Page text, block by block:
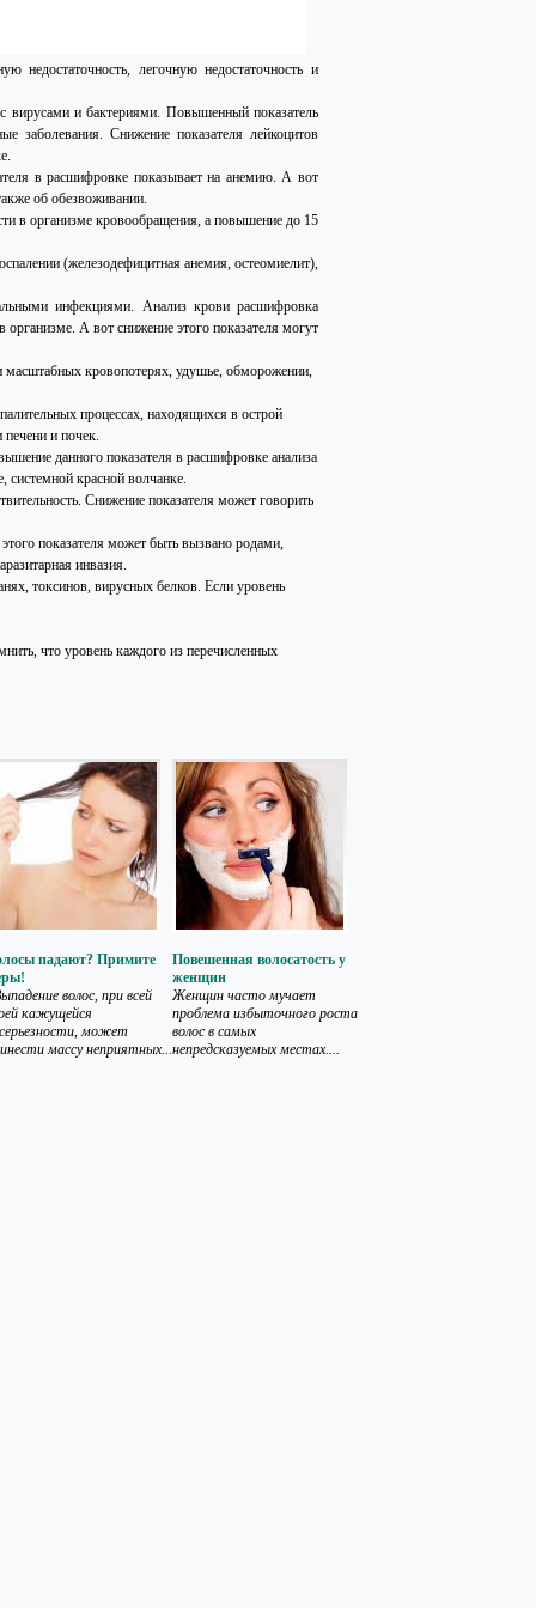
недостаточность, легочную недостаточность и
и бактериями. Повышенный показатель
заболевания. Снижение показателя лейкоцитов
в расшифровке показывает на анемию. А вот
об обезвоживании.
в организме кровообращения, а повышение до 15
(железодефицитная анемия, остеомиелит),
инфекциями. Анализ крови расшифровка
А вот снижение этого показателя могут
масштабных кровопотерях, удушье, обморожении,
процессах, находящихся в острой
печени и почек.
данного показателя в расшифровке анализа
системной красной волчанке.
Снижение показателя может говорить
показателя может быть вызвано родами,
инвазия.
токсинов, вирусных белков. Если уровень
что уровень каждого из перечисленных
падают? Примите
волос, при всей
кажущейся
может
массу неприятных...
Повешенная волосатость у
женщин
Женщин часто мучает
проблема избыточного роста
волос в самых
непредсказуемых местах....